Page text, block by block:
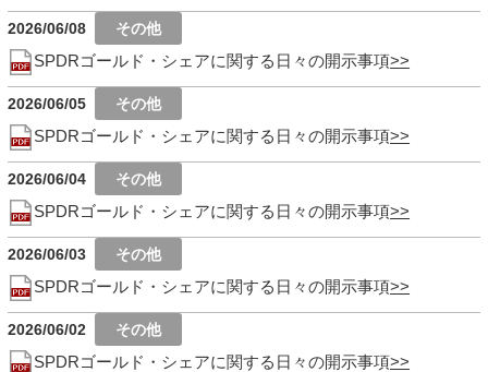
2026/06/08
SPDRゴールド・シェアに関する日々の開示事項
2026/06/05
SPDRゴールド・シェアに関する日々の開示事項
2026/06/04
SPDRゴールド・シェアに関する日々の開示事項
2026/06/03
SPDRゴールド・シェアに関する日々の開示事項
2026/06/02
SPDRゴールド・シェアに関する日々の開示事項